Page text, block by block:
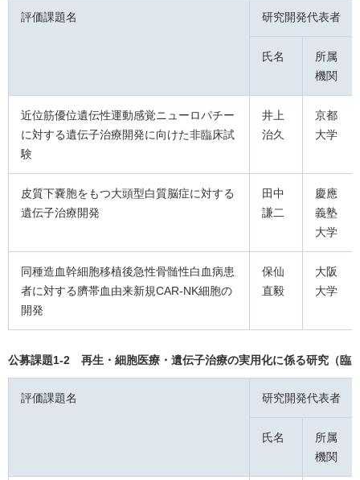
評価課題名 研究開発代表者
氏名
所属
機関
近位筋優位遺伝性運動感覚ニューロパチー
に対する遺伝子治療開発に向けた非臨床試
験
井上
治久
京都
大学
皮質下嚢胞をもつ大頭型白質脳症に対する
遺伝子治療開発
田中
謙二
慶應
義塾
大学
同種造血幹細胞移植後急性骨髄性白血病患
者に対する臍帯血由来新規CAR-NK細胞の
開発
保仙
直毅
大阪
大学
公募課題1-2 再生・細胞医療・遺伝子治療の実用化に係る研究（臨
評価課題名 研究開発代表者
氏名
所属
機関